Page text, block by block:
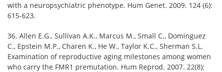
with a neuropsychiatric phenotype. Hum Genet. 2009. 124 (6):
615-623.
36. Allen E.G., Sullivan A.K., Marcus M., Small C., Dominguez
C., Epstein M.P., Charen K., He W., Taylor K.C., Sherman S.L.
Examination of reproductive aging milestones among women
who carry the FMR1 premutation. Hum Reprod. 2007. 22(8):